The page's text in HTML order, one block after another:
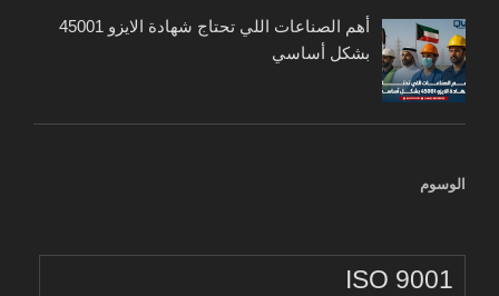
أهم الصناعات اللي تحتاج شهادة الايزو 45001
بشكل أساسي
الوسوم
ISO 9001